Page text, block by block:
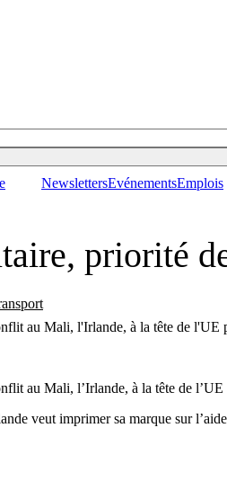
NewslettersEvénementsEmplois
priorité
au Mali, l'Irlande, à la tête de
au Mali, l’Irlande, à la tête de
veut imprimer sa marque sur